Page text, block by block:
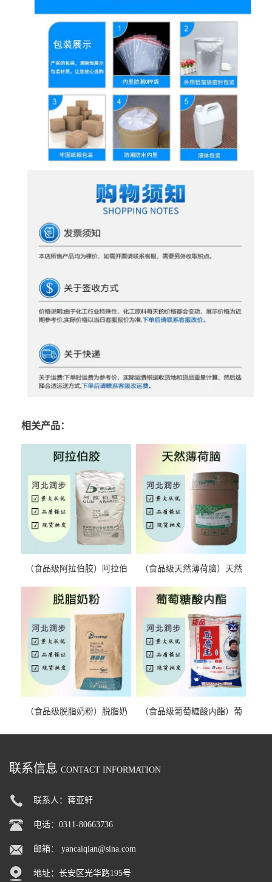
相关产品：
（食品级阿拉伯胶）阿拉伯
（食品级天然薄荷脑）天然
（食品级脱脂奶粉）脱脂奶
（食品级葡萄糖酸内酯）葡
联系信息 CONTACT INFORMATION
联系人：蒋亚轩
电话：0311-80663736
邮箱： yancaiqian@sina.com
地址：长安区光华路195号